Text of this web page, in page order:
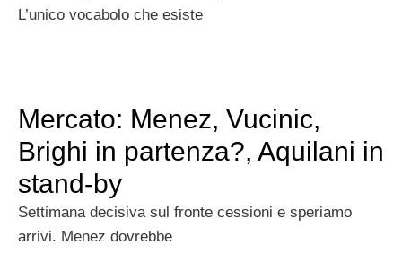
L’unico vocabolo che esiste
Mercato: Menez, Vucinic,
Brighi in partenza?, Aquilani in
stand-by
Settimana decisiva sul fronte cessioni e speriamo
arrivi. Menez dovrebbe